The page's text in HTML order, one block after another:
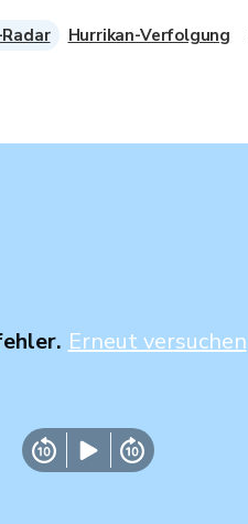
Erneut versuchen
Hurrikan-Verfolgung